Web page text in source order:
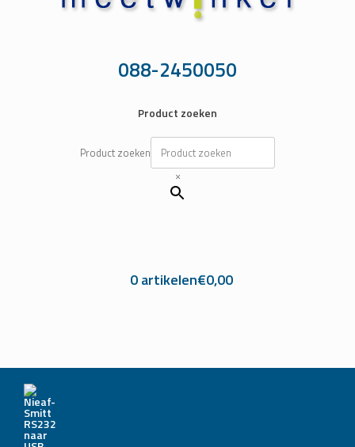
088-2450050
Product zoeken
Product zoeken
×
0 artikelen€0,00